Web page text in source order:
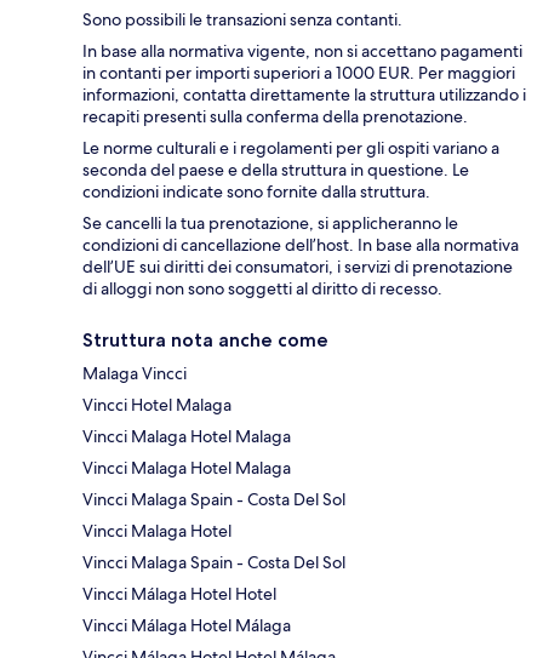
Sono possibili le transazioni senza contanti.
In base alla normativa vigente, non si accettano pagamenti
in contanti per importi superiori a 1000 EUR. Per maggiori
informazioni, contatta direttamente la struttura utilizzando i
recapiti presenti sulla conferma della prenotazione.
Le norme culturali e i regolamenti per gli ospiti variano a
seconda del paese e della struttura in questione. Le
condizioni indicate sono fornite dalla struttura.
Se cancelli la tua prenotazione, si applicheranno le
condizioni di cancellazione dell’host. In base alla normativa
dell’UE sui diritti dei consumatori, i servizi di prenotazione
di alloggi non sono soggetti al diritto di recesso.
Struttura nota anche come
Malaga Vincci
Vincci Hotel Malaga
Vincci Malaga Hotel Malaga
Vincci Malaga Hotel Malaga
Vincci Malaga Spain - Costa Del Sol
Vincci Malaga Hotel
Vincci Malaga Spain - Costa Del Sol
Vincci Málaga Hotel Hotel
Vincci Málaga Hotel Málaga